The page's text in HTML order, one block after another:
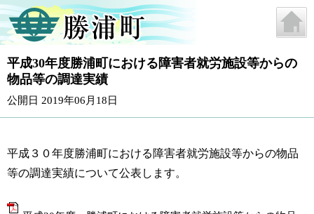
平成30年度勝浦町における障害者就労施設等からの
物品等の調達実績
公開日 2019年06月18日
平成３０年度勝浦町における障害者就労施設等からの物品
等の調達実績について公表します。